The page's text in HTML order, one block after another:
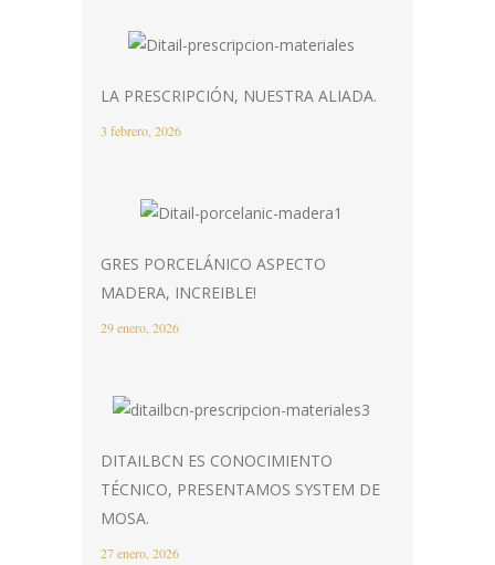
LA PRESCRIPCIÓN, NUESTRA ALIADA.
3 febrero, 2026
GRES PORCELÁNICO ASPECTO
MADERA, INCREIBLE!
29 enero, 2026
DITAILBCN ES CONOCIMIENTO
TÉCNICO, PRESENTAMOS SYSTEM DE
MOSA.
27 enero, 2026